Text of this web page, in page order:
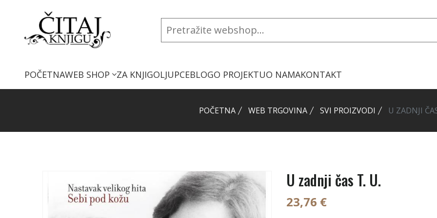
POČETNAWEB SHOP ZA KNJIGOLJUPCEBLOGO PROJEKTUO NAMAKONTAKT
POČETNA WEB TRGOVINA SVI PROIZVODI U ZADNJI
U zadnji čas T. U.
23,76 €